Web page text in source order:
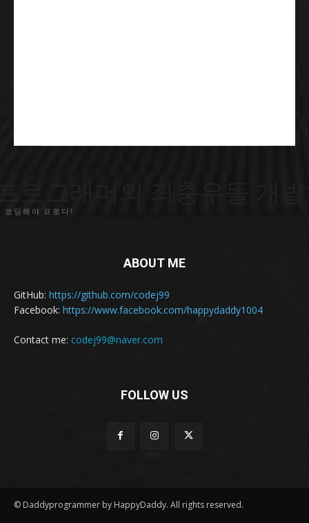
코딩해야 프로다!
ABOUT ME
GitHub: https://github.com/codej99
Facebook: https://www.facebook.com/happydaddy1004
Contact me: codej99@naver.com
FOLLOW US
© Daddyprogrammer by HappyDaddy. All rights reserved.